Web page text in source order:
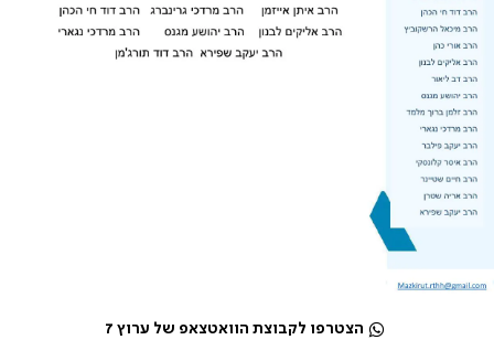
הצטרפו לקבוצת הוואטצאפ של ערוץ 7